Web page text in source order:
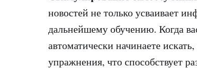
новостей не только усваивает
дальнейшему обучению. Когда
автоматически начинаете
упражнения, что способствует